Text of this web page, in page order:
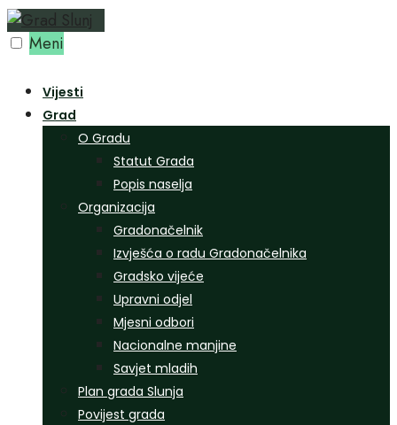
Preskoči
na Meni
Vijesti
Grad
O Gradu
Statut Grada
Popis naselja
Organizacija
Gradonačelnik
Izvješća o radu Gradonačelnika
Gradsko vijeće
Upravni odjel
Mjesni odbori
Nacionalne manjine
Savjet mladih
Plan grada Slunja
Povijest grada